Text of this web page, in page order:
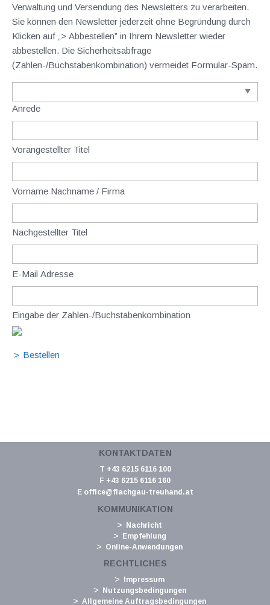
Verwaltung und Versendung des Newsletters zu verarbeiten.
Sie können den Newsletter jederzeit ohne Begründung durch
Klicken auf „> Abbestellen” in Ihrem Newsletter wieder
abbestellen. Die Sicherheitsabfrage
(Zahlen-/Buchstabenkombination) vermeidet Formular-Spam.
Anrede
Vorangestellter Titel
Vorname Nachname / Firma
Nachgestellter Titel
E-Mail Adresse
Eingabe der Zahlen-/Buchstabenkombination
KONTAKTDATEN
T +43 6215 6116 100
F +43 6215 6116 160
E office@flachgau-treuhand.at
KOMMUNIKATION
Nachricht
Empfehlung
Online-Anwendungen
RECHTLICHES
Impressum
Nutzungsbedingungen
Allgemeine Auftragsbedingungen